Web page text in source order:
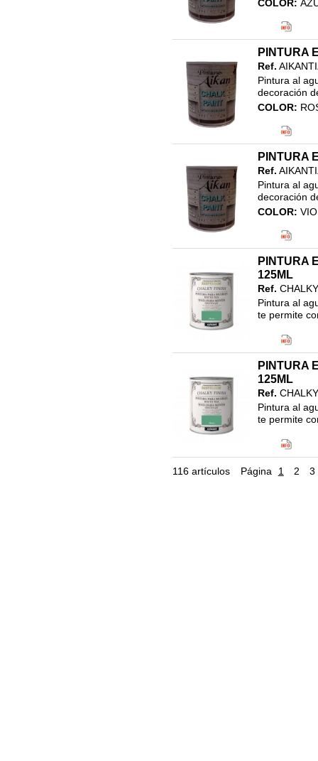
COLOR:
21.EFECTO
PINTURA
PINTURA
Ref.
Pintura al
decoración
COLOR:
21.EFECTO
PINTURA
PINTURA
Ref.
Pintura al
decoración
COLOR:
21.EFECTO
PINTURA
PINTURA
125ML
Ref.
Pintura al
te permite
Código
21.EFECTO
PINTURA
PINTURA
125ML
Ref.
Pintura al
te permite
Código
21.EFECTO
Página 1 2 3
116 artículos